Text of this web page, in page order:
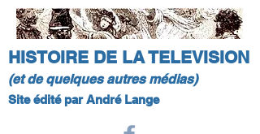
HISTOIRE DE LA TELEVISION
(et de quelques autres médias)
Site édité par André Lange